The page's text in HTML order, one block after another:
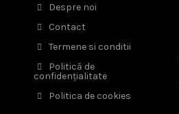
Despre noi
Contact
Termene si conditii
Politică de
confidențialitate
Politica de cookies